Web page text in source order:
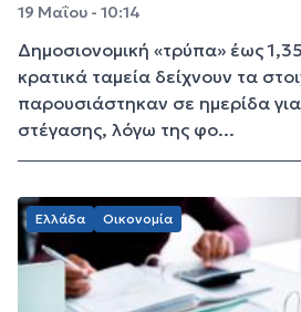
19 Μαΐου - 10:14
Δημοσιονομική «τρύπα» έως
κρατικά ταμεία δείχνουν τα
παρουσιάστηκαν σε ημερίδα
στέγασης, λόγω της φο...
Ελλάδα Οικονομία